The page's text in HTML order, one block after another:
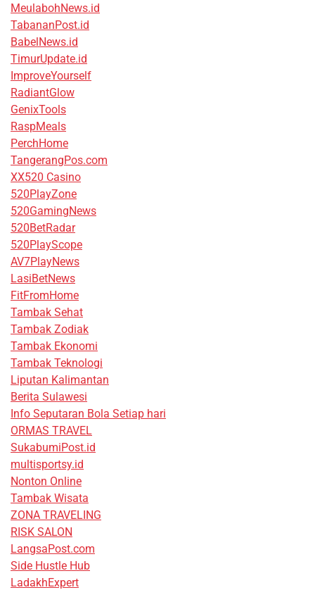
MeulabohNews.id
TabananPost.id
BabelNews.id
TimurUpdate.id
ImproveYourself
RadiantGlow
GenixTools
RaspMeals
PerchHome
TangerangPos.com
XX520 Casino
520PlayZone
520GamingNews
520BetRadar
520PlayScope
AV7PlayNews
LasiBetNews
FitFromHome
Tambak Sehat
Tambak Zodiak
Tambak Ekonomi
Tambak Teknologi
Liputan Kalimantan
Berita Sulawesi
Info Seputaran Bola Setiap hari
ORMAS TRAVEL
SukabumiPost.id
multisportsy.id
Nonton Online
Tambak Wisata
ZONA TRAVELING
RISK SALON
LangsaPost.com
Side Hustle Hub
LadakhExpert